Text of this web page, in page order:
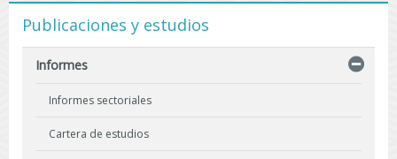
Publicaciones y estudios
Informes
Informes sectoriales
Cartera de estudios